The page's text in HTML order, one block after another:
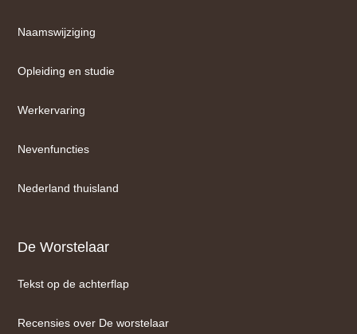
Naamswijziging
Opleiding en studie
Werkervaring
Nevenfuncties
Nederland thuisland
De Worstelaar
Tekst op de achterflap
Recensies over De worstelaar